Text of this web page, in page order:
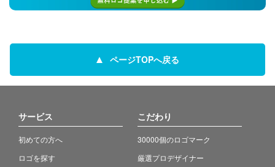
ページTOPへ戻る
サービス
初めての方へ
ロゴを探す
こだわり
30000個のロゴマーク
厳選プロデザイナー